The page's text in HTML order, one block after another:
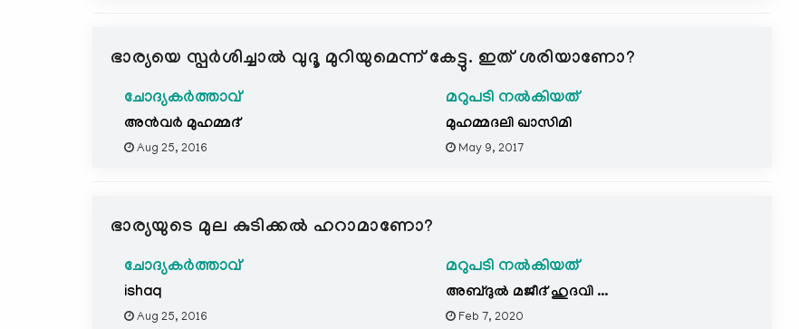
ഭാര്യയെ സ്പര്‍ശിച്ചാല്‍ വുദൂ മുറിയുമെന്ന് കേട്ടു. ഇത് ശരിയാണോ?
ചോദ്യകർത്താവ്
അന്‍വര്‍ മുഹമ്മദ്
Aug 25, 2016
മറുപടി നൽകിയത്
മുഹമ്മദലി ഖാസിമി
May 9, 2017
ഭാര്യയുടെ മുല കുടിക്കൽ ഹറാമാണോ?
ചോദ്യകർത്താവ്
ishaq
Aug 25, 2016
മറുപടി നൽകിയത്
അബ്ദുല്‍ മജീദ്‌ ഹുദവി ...
Feb 7, 2020